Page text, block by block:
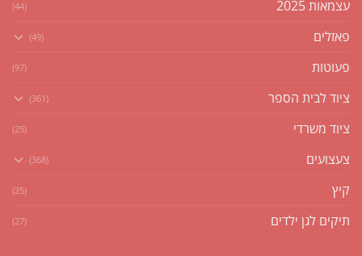
עצמאות 2025 (44)
פאזלים (49)
פעוטות (97)
ציוד לבית הספר (361)
ציוד משרדי (25)
צעצועים (368)
קיץ (25)
תיקים לגן ילדים (27)